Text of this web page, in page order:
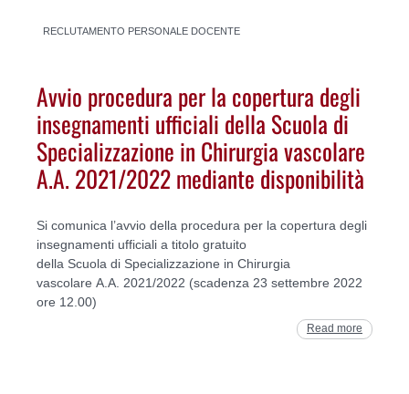
RECLUTAMENTO PERSONALE DOCENTE
Avvio procedura per la copertura degli
insegnamenti ufficiali della Scuola di
Specializzazione in Chirurgia vascolare
A.A. 2021/2022 mediante disponibilità
Si comunica l’avvio della procedura per la copertura degli
insegnamenti ufficiali a titolo gratuito
della Scuola di Specializzazione in Chirurgia
vascolare A.A. 2021/2022 (scadenza 23 settembre 2022
ore 12.00)
Read more